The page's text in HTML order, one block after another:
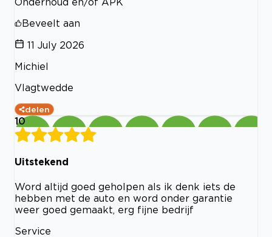
Beveelt aan
11 July 2026
Michiel
Vlagtwedde
delen
10
Uitstekend
Word altijd goed geholpen als ik denk iets de
hebben met de auto en word onder garantie
weer goed gemaakt, erg fijne bedrijf
Service